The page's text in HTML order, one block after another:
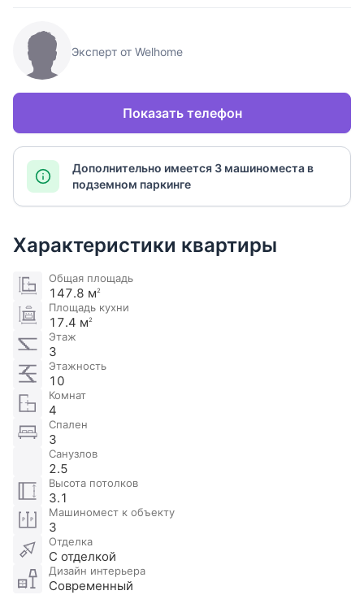
Эксперт от Welhome
Показать телефон
Дополнительно имеется 3 машиноместа в
подземном паркинге
Характеристики квартиры
Общая площадь
147.8 м2
Площадь кухни
17.4 м2
Этаж
3
Этажность
10
Комнат
4
Спален
3
Санузлов
2.5
Высота потолков
3.1
Машиномест к объекту
3
Отделка
С отделкой
Дизайн интерьера
Современный